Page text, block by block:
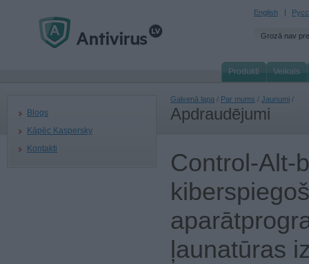
English
Grozā nav
Produkti Veikals
Blogs
Kāpēc Kaspersky
Kontakti
Galvenā lapa / Par mums / Jaunumi /
Apdraudējumi
Control-Alt-
ļaunatūras